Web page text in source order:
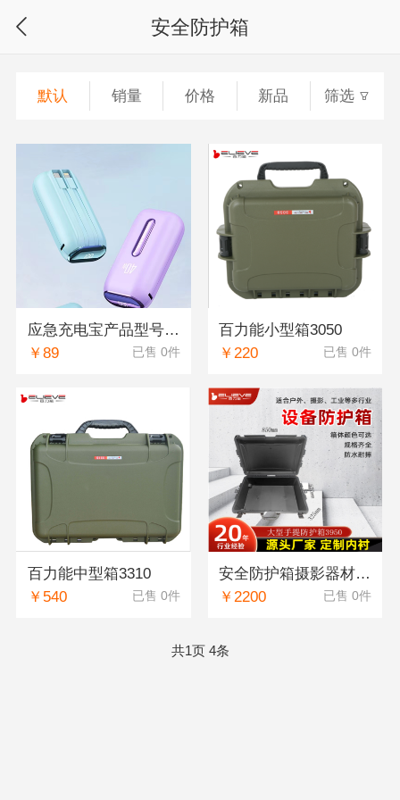
安全防护箱
默认 销量 价格 新品 筛选
应急充电宝产品型号K-X103 紫色绿色电池21700*2（10000）容量
￥89
已售 0件
百力能小型箱3050
￥220
已售 0件
百力能中型箱3310
￥540
已售 0件
安全防护箱摄影器材箱工具箱机架箱 3950
￥2200
已售 0件
共1页 4条